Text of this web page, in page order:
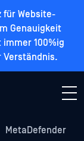
für Website-
Genauigkeit
100%ig
Verständnis.
MetaDefender